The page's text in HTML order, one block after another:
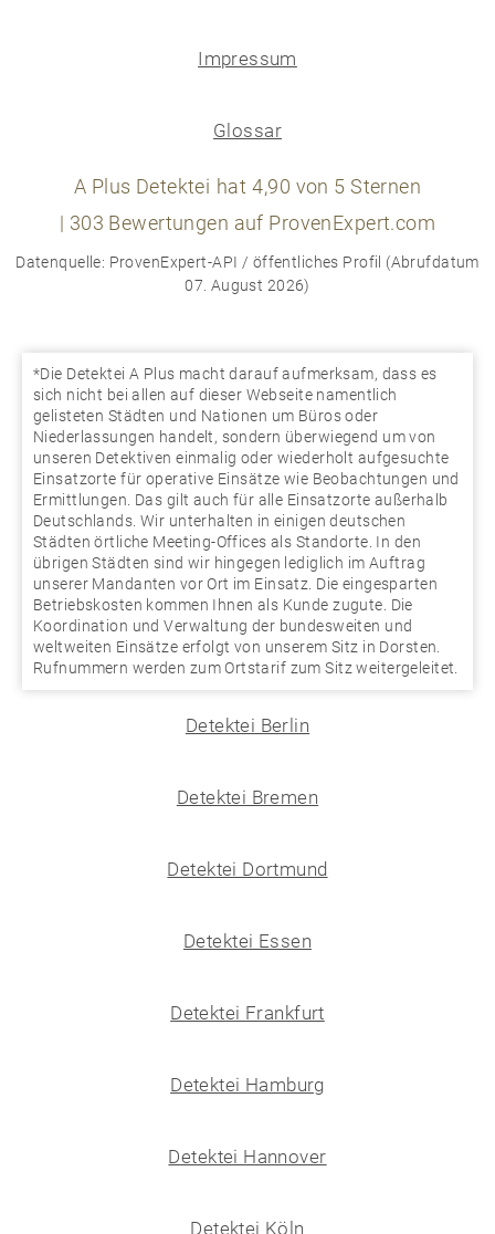
Impressum
Glossar
A Plus Detektei hat 4,90 von 5 Sternen
303 Bewertungen auf ProvenExpert.com
Datenquelle: ProvenExpert-API / öffentliches Profil (Abrufdatum
07. August 2026)
*Die Detektei A Plus macht darauf aufmerksam, dass es
sich nicht bei allen auf dieser Webseite namentlich
gelisteten Städten und Nationen um Büros oder
Niederlassungen handelt, sondern überwiegend um von
unseren Detektiven einmalig oder wiederholt aufgesuchte
Einsatzorte für operative Einsätze wie Beobachtungen und
Ermittlungen. Das gilt auch für alle Einsatzorte außerhalb
Deutschlands. Wir unterhalten in einigen deutschen
Städten örtliche Meeting-Offices als Standorte. In den
übrigen Städten sind wir hingegen lediglich im Auftrag
unserer Mandanten vor Ort im Einsatz. Die eingesparten
Betriebskosten kommen Ihnen als Kunde zugute. Die
Koordination und Verwaltung der bundesweiten und
weltweiten Einsätze erfolgt von unserem Sitz in Dorsten.
Rufnummern werden zum Ortstarif zum Sitz weitergeleitet.
Detektei Berlin
Detektei Bremen
Detektei Dortmund
Detektei Essen
Detektei Frankfurt
Detektei Hamburg
Detektei Hannover
Detektei Köln